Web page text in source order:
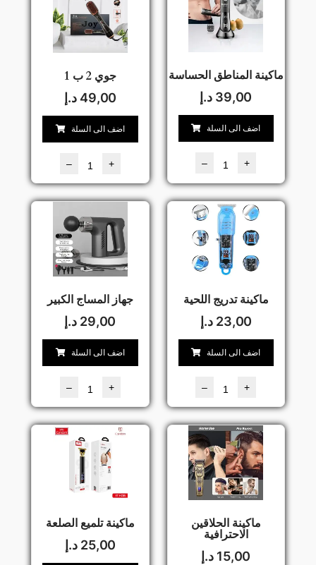
جوي 2 ب 1
49,00 د.إ
اضف الى السلة
– +
ماكينة المناطق الحساسة
39,00 د.إ
اضف الى السلة
– +
جهاز المساج الكبير
29,00 د.إ
اضف الى السلة
– +
ماكينة تدريج اللحية
23,00 د.إ
اضف الى السلة
– +
ماكينة تلميع الصلعة
25,00 د.إ
ماكينة الحلاقين
الاحترافية
15,00 د.إ